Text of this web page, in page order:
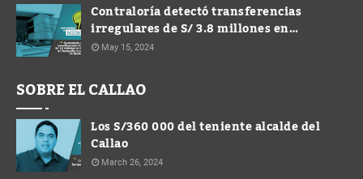
Contraloría detectó transferencias
irregulares de S/ 3.8 millones en
Municipalidad de Ventanilla durante
May 15, 2024
SOBRE EL CALLAO
Los S/360 000 del teniente alcalde del
Callao
March 26, 2024